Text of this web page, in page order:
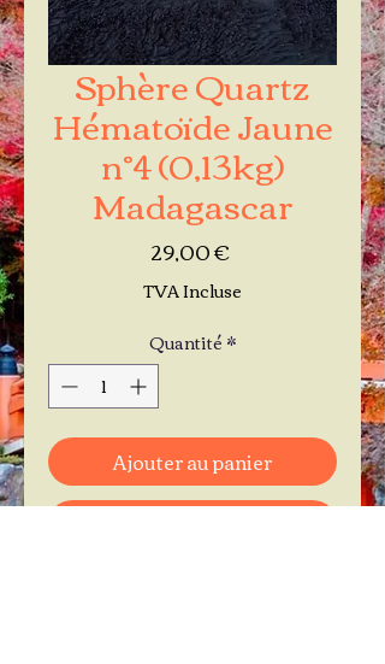
Sphère Quartz
Hématoïde Jaune
n°4 (0,13kg)
Madagascar
29,00 €Prix
TVA Incluse
Quantité*
Ajouter au panier